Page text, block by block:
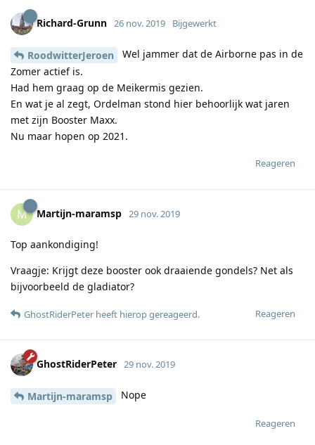
Richard-Grunn 26 nov. 2019 Bijgewerkt
RoodwitterJeroen
Wel jammer dat de Airborne pas in de
Zomer actief is.
Had hem graag op de Meikermis gezien.
En wat je al zegt, Ordelman stond hier behoorlijk wat jaren
met zijn Booster Maxx.
Nu maar hopen op 2021.
Reageren
M Martijn-maramsp 29 nov. 2019
Top aankondiging!
Vraagje: Krijgt deze booster ook draaiende gondels? Net als
bijvoorbeeld de gladiator?
Reageren
GhostRiderPeter heeft hierop gereageerd.
GhostRiderPeter 29 nov. 2019
Martijn-maramsp Nope
Reageren